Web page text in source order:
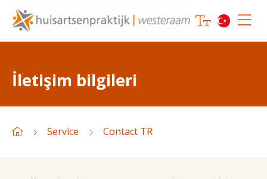
İletişim bilgileri
Service Contact TR